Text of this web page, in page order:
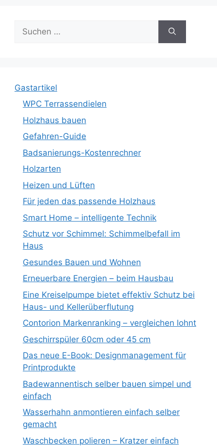
nach:
Gastartikel
WPC Terrassendielen
Holzhaus bauen
Gefahren-Guide
Badsanierungs-Kostenrechner
Holzarten
Heizen und Lüften
Für jeden das passende Holzhaus
Smart Home – intelligente Technik
Schutz vor Schimmel: Schimmelbefall im
Haus
Gesundes Bauen und Wohnen
Erneuerbare Energien – beim Hausbau
Eine Kreiselpumpe bietet effektiv Schutz bei
Haus- und Kellerüberflutung
Contorion Markenranking – vergleichen lohnt
Geschirrspüler 60cm oder 45 cm
Das neue E-Book: Designmanagement für
Printprodukte
Badewannentisch selber bauen simpel und
einfach
Wasserhahn anmontieren einfach selber
gemacht
Waschbecken polieren – Kratzer einfach